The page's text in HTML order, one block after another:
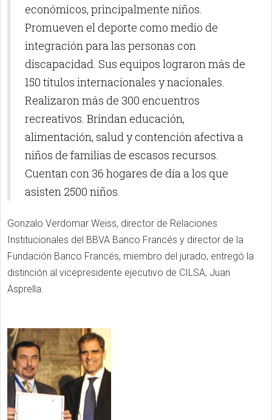
económicos, principalmente niños.
Promueven el deporte como medio de
integración para las personas con
discapacidad. Sus equipos lograron más de
150 títulos internacionales y nacionales.
Realizaron más de 300 encuentros
recreativos. Brindan educación,
alimentación, salud y contención afectiva a
niños de familias de escasos recursos.
Cuentan con 36 hogares de día a los que
asisten 2500 niños.
Gonzalo Verdomar Weiss, director de Relaciones
Institucionales del BBVA Banco Francés y director de la
Fundación Banco Francés, miembro del jurado, entregó la
distinción al vicepresidente ejecutivo de CILSA, Juan
Asprella.